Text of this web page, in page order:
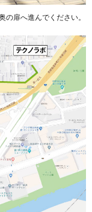
扉へ進んでください。